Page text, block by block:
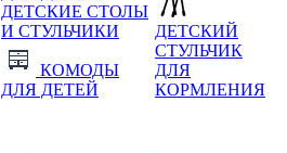
ДЕТСКИЕ СТОЛЫ
И СТУЛЬЧИКИ
КОМОДЫ
ДЛЯ ДЕТЕЙ
ДЕТСКИЙ
СТУЛЬЧИК
ДЛЯ
КОРМЛЕНИЯ